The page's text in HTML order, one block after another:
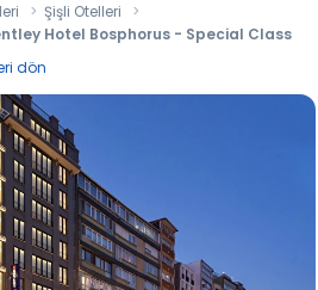
Şişli Otelleri
Hotel Bosphorus - Special Class
dön